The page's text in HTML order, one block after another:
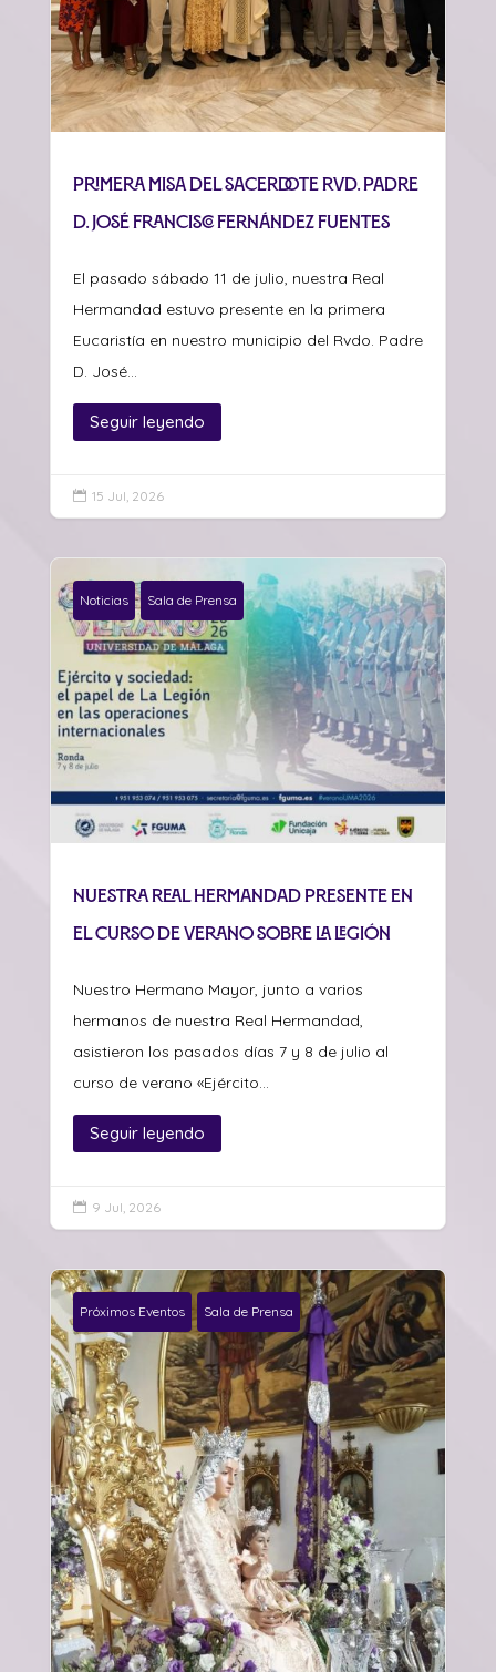
Primera misa del sacerdote Rvd. Padre
D. José Francisco Fernández Fuentes
El pasado sábado 11 de julio, nuestra Real
Hermandad estuvo presente en la primera
Eucaristía en nuestro municipio del Rvdo. Padre
D. José...
Seguir leyendo
 15 Jul, 2026
Noticias Sala de Prensa
Nuestra Real Hermandad presente en
el curso de verano sobre La Legión
Nuestro Hermano Mayor, junto a varios
hermanos de nuestra Real Hermandad,
asistieron los pasados días 7 y 8 de julio al
curso de verano «Ejército...
Seguir leyendo
 9 Jul, 2026
Próximos Eventos Sala de Prensa